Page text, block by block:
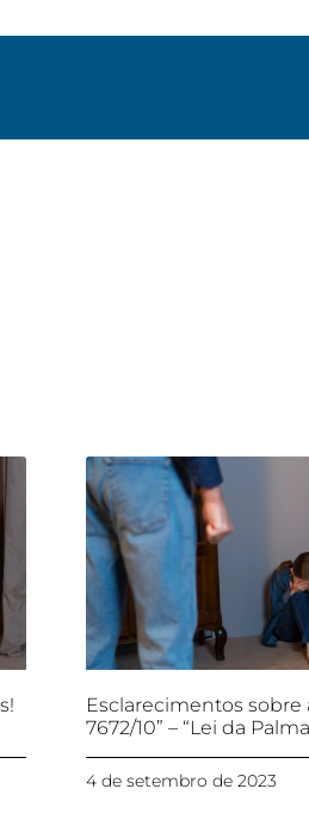
Esclarecimentos sobre
7672/10” – “Lei da
4 de setembro de 2023